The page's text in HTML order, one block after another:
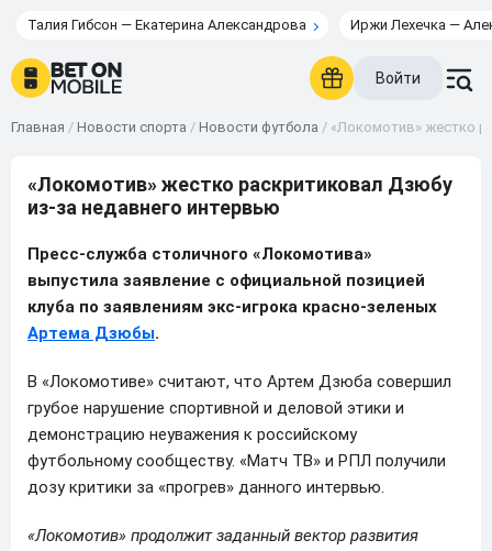
Талия Гибсон — Екатерина Александрова Иржи Лехечка —
Войти
Главная / Новости спорта / Новости футбола / «Локомотив» жестко
«Локомотив» жестко раскритиковал Дзюбу
из-за недавнего интервью
Пресс-служба столичного «Локомотива»
выпустила заявление с официальной позицией
клуба по заявлениям экс-игрока красно-зеленых
Артема Дзюбы.
В «Локомотиве» считают, что Артем Дзюба совершил
грубое нарушение спортивной и деловой этики и
демонстрацию неуважения к российскому
футбольному сообществу. «Матч ТВ» и РПЛ получили
дозу критики за «прогрев» данного интервью.
«Локомотив» продолжит заданный вектор развития